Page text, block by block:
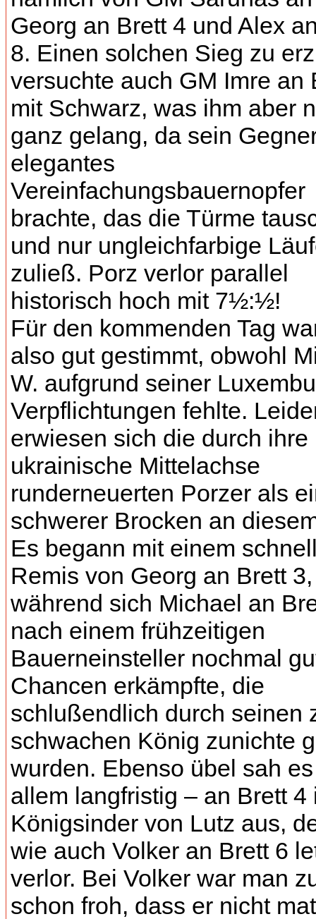
Georg an Brett 4 und Alex
8. Einen solchen Sieg zu
versuchte auch GM Imre an
mit Schwarz, was ihm aber
ganz gelang, da sein
elegantes
Vereinfachungsbauernopfer
brachte, das die Türme
und nur ungleichfarbige
zuließ. Porz verlor parallel
historisch hoch mit 7½:½!
Für den kommenden Tag
also gut gestimmt, obwohl
W. aufgrund seiner
Verpflichtungen fehlte.
erwiesen sich die durch ihre
ukrainische Mittelachse
runderneuerten Porzer als
schwerer Brocken an
Es begann mit einem
Remis von Georg an Brett 3,
während sich Michael an
nach einem frühzeitigen
Bauerneinsteller nochmal
Chancen erkämpfte, die
schlußendlich durch seinen
schwachen König zunichte
wurden. Ebenso übel sah
allem langfristig – an Brett 4
Königsinder von Lutz aus,
wie auch Volker an Brett 6
verlor. Bei Volker war man
schon froh, dass er nicht